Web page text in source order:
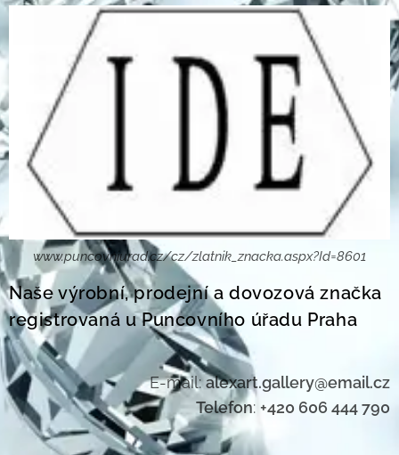
www.puncovniurad.cz/cz/zlatnik_znacka.aspx?Id=8601
Naše výrobní, prodejní a dovozová značka
registrovaná u Puncovního úřadu Praha
E-mail:alexart.gallery@email.cz
Telefon: +420 606 444 790